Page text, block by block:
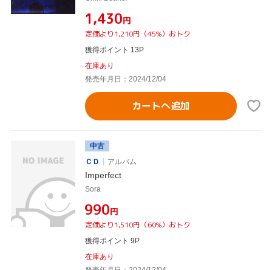
¥1,430円
定価より1,210円（45%）おトク
獲得ポイント 13P
在庫あり
発売年月日：2024/12/04
カートへ追加
中古
ＣＤ
アルバム
Imperfect
Sora
¥990円
定価より1,510円（60%）おトク
獲得ポイント 9P
在庫あり